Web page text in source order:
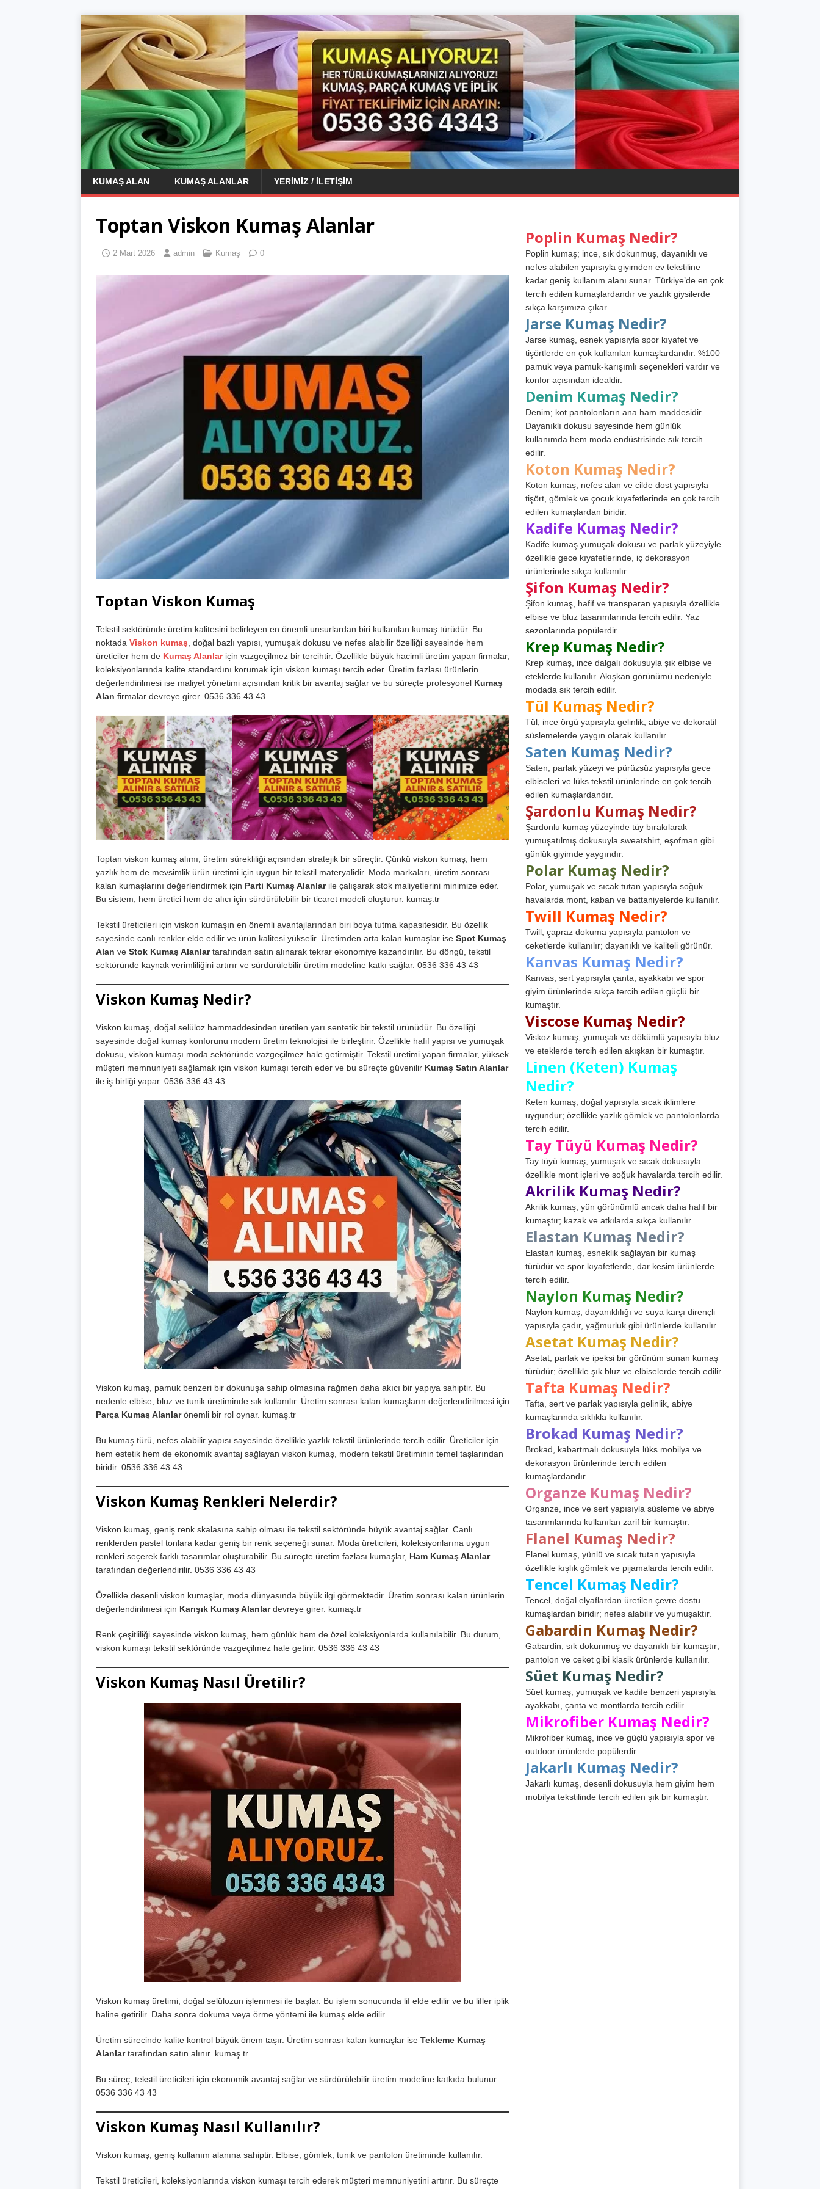
KUMAŞ ALAN KUMAŞ ALANLAR YERIMIZ / İLETIŞIM
Toptan Viskon Kumaş Alanlar
2 Mart 2026 admin Kumaş 0
Toptan Viskon Kumaş
Tekstil sektöründe üretim kalitesini belirleyen en önemli unsurlardan biri kullanılan kumaş türüdür. Bu
noktada Viskon kumaş , doğal bazlı yapısı, yumuşak dokusu ve nefes alabilir özelliği sayesinde hem
üreticiler hem de Kumaş Alanlariçin vazgeçilmez bir tercihtir. Özellikle büyük hacimli üretim yapan firmalar,
koleksiyonlarında kalite standardını korumak için viskon kumaşı tercih eder. Üretim fazlası ürünlerin
değerlendirilmesi ise maliyet yönetimi açısından kritik bir avantaj sağlar ve bu süreçte profesyonel Kumaş
Alan firmalar devreye girer. 0536 336 43 43
Toptan viskon kumaş alımı, üretim sürekliliği açısından stratejik bir süreçtir. Çünkü viskon kumaş, hem
yazlık hem de mevsimlik ürün üretimi için uygun bir tekstil materyalidir. Moda markaları, üretim sonrası
kalan kumaşlarını değerlendirmek için Parti Kumaş Alanlarile çalışarak stok maliyetlerini minimize eder.
Bu sistem, hem üretici hem de alıcı için sürdürülebilir bir ticaret modeli oluşturur. kumaş.tr
Tekstil üreticileri için viskon kumaşın en önemli avantajlarından biri boya tutma kapasitesidir. Bu özellik
sayesinde canlı renkler elde edilir ve ürün kalitesi yükselir. Üretimden arta kalan kumaşlar ise Spot Kumaş
Alan ve Stok Kumaş Alanlartarafından satın alınarak tekrar ekonomiye kazandırılır. Bu döngü, tekstil
sektöründe kaynak verimliliğini artırır ve sürdürülebilir üretim modeline katkı sağlar. 0536 336 43 43
Viskon Kumaş Nedir?
Viskon kumaş, doğal selüloz hammaddesinden üretilen yarı sentetik bir tekstil ürünüdür. Bu özelliği
sayesinde doğal kumaş konforunu modern üretim teknolojisi ile birleştirir. Özellikle hafif yapısı ve yumuşak
dokusu, viskon kumaşı moda sektöründe vazgeçilmez hale getirmiştir. Tekstil üretimi yapan firmalar, yüksek
müşteri memnuniyeti sağlamak için viskon kumaşı tercih eder ve bu süreçte güvenilir Kumaş Satın Alanlar
ile iş birliği yapar. 0536 336 43 43
Viskon kumaş, pamuk benzeri bir dokunuşa sahip olmasına rağmen daha akıcı bir yapıya sahiptir. Bu
nedenle elbise, bluz ve tunik üretiminde sık kullanılır. Üretim sonrası kalan kumaşların değerlendirilmesi için
Parça Kumaş Alanlarönemli bir rol oynar. kumaş.tr
Bu kumaş türü, nefes alabilir yapısı sayesinde özellikle yazlık tekstil ürünlerinde tercih edilir. Üreticiler için
hem estetik hem de ekonomik avantaj sağlayan viskon kumaş, modern tekstil üretiminin temel taşlarından
biridir. 0536 336 43 43
Viskon Kumaş Renkleri Nelerdir?
Viskon kumaş, geniş renk skalasına sahip olması ile tekstil sektöründe büyük avantaj sağlar. Canlı
renklerden pastel tonlara kadar geniş bir renk seçeneği sunar. Moda üreticileri, koleksiyonlarına uygun
renkleri seçerek farklı tasarımlar oluşturabilir. Bu süreçte üretim fazlası kumaşlar, Ham Kumaş Alanlar
tarafından değerlendirilir. 0536 336 43 43
Özellikle desenli viskon kumaşlar, moda dünyasında büyük ilgi görmektedir. Üretim sonrası kalan ürünlerin
değerlendirilmesi için Karışık Kumaş Alanlardevreye girer. kumaş.tr
Renk çeşitliliği sayesinde viskon kumaş, hem günlük hem de özel koleksiyonlarda kullanılabilir. Bu durum,
viskon kumaşı tekstil sektöründe vazgeçilmez hale getirir. 0536 336 43 43
Viskon Kumaş Nasıl Üretilir?
Viskon kumaş üretimi, doğal selülozun işlenmesi ile başlar. Bu işlem sonucunda lif elde edilir ve bu lifler iplik
haline getirilir. Daha sonra dokuma veya örme yöntemi ile kumaş elde edilir.
Üretim sürecinde kalite kontrol büyük önem taşır. Üretim sonrası kalan kumaşlar ise Tekleme Kumaş
Alanlartarafından satın alınır. kumaş.tr
Bu süreç, tekstil üreticileri için ekonomik avantaj sağlar ve sürdürülebilir üretim modeline katkıda bulunur.
0536 336 43 43
Viskon Kumaş Nasıl Kullanılır?
Viskon kumaş, geniş kullanım alanına sahiptir. Elbise, gömlek, tunik ve pantolon üretiminde kullanılır.
Tekstil üreticileri, koleksiyonlarında viskon kumaşı tercih ederek müşteri memnuniyetini artırır. Bu süreçte
Poplin Kumaş Nedir?
Poplin kumaş; ince, sık dokunmuş, dayanıklı ve
nefes alabilen yapısıyla giyimden ev tekstiline
kadar geniş kullanım alanı sunar. Türkiye’de en çok
tercih edilen kumaşlardandır ve yazlık giysilerde
sıkça karşımıza çıkar.
Jarse Kumaş Nedir?
Jarse kumaş, esnek yapısıyla spor kıyafet ve
tişörtlerde en çok kullanılan kumaşlardandır. %100
pamuk veya pamuk-karışımlı seçenekleri vardır ve
konfor açısından idealdir.
Denim Kumaş Nedir?
Denim; kot pantolonların ana ham maddesidir.
Dayanıklı dokusu sayesinde hem günlük
kullanımda hem moda endüstrisinde sık tercih
edilir.
Koton Kumaş Nedir?
Koton kumaş, nefes alan ve cilde dost yapısıyla
tişört, gömlek ve çocuk kıyafetlerinde en çok tercih
edilen kumaşlardan biridir.
Kadife Kumaş Nedir?
Kadife kumaş yumuşak dokusu ve parlak yüzeyiyle
özellikle gece kıyafetlerinde, iç dekorasyon
ürünlerinde sıkça kullanılır.
Şifon Kumaş Nedir?
Şifon kumaş, hafif ve transparan yapısıyla özellikle
elbise ve bluz tasarımlarında tercih edilir. Yaz
sezonlarında popülerdir.
Krep Kumaş Nedir?
Krep kumaş, ince dalgalı dokusuyla şık elbise ve
eteklerde kullanılır. Akışkan görünümü nedeniyle
modada sık tercih edilir.
Tül Kumaş Nedir?
Tül, ince örgü yapısıyla gelinlik, abiye ve dekoratif
süslemelerde yaygın olarak kullanılır.
Saten Kumaş Nedir?
Saten, parlak yüzeyi ve pürüzsüz yapısıyla gece
elbiseleri ve lüks tekstil ürünlerinde en çok tercih
edilen kumaşlardandır.
Şardonlu Kumaş Nedir?
Şardonlu kumaş yüzeyinde tüy bırakılarak
yumuşatılmış dokusuyla sweatshirt, eşofman gibi
günlük giyimde yaygındır.
Polar Kumaş Nedir?
Polar, yumuşak ve sıcak tutan yapısıyla soğuk
havalarda mont, kaban ve battaniyelerde kullanılır.
Twill Kumaş Nedir?
Twill, çapraz dokuma yapısıyla pantolon ve
ceketlerde kullanılır; dayanıklı ve kaliteli görünür.
Kanvas Kumaş Nedir?
Kanvas, sert yapısıyla çanta, ayakkabı ve spor
giyim ürünlerinde sıkça tercih edilen güçlü bir
kumaştır.
Viscose Kumaş Nedir?
Viskoz kumaş, yumuşak ve dökümlü yapısıyla bluz
ve eteklerde tercih edilen akışkan bir kumaştır.
Linen (Keten) Kumaş
Nedir?
Keten kumaş, doğal yapısıyla sıcak iklimlere
uygundur; özellikle yazlık gömlek ve pantolonlarda
tercih edilir.
Tay Tüyü Kumaş Nedir?
Tay tüyü kumaş, yumuşak ve sıcak dokusuyla
özellikle mont içleri ve soğuk havalarda tercih edilir.
Akrilik Kumaş Nedir?
Akrilik kumaş, yün görünümlü ancak daha hafif bir
kumaştır; kazak ve atkılarda sıkça kullanılır.
Elastan Kumaş Nedir?
Elastan kumaş, esneklik sağlayan bir kumaş
türüdür ve spor kıyafetlerde, dar kesim ürünlerde
tercih edilir.
Naylon Kumaş Nedir?
Naylon kumaş, dayanıklılığı ve suya karşı dirençli
yapısıyla çadır, yağmurluk gibi ürünlerde kullanılır.
Asetat Kumaş Nedir?
Asetat, parlak ve ipeksi bir görünüm sunan kumaş
türüdür; özellikle şık bluz ve elbiselerde tercih edilir.
Tafta Kumaş Nedir?
Tafta, sert ve parlak yapısıyla gelinlik, abiye
kumaşlarında sıklıkla kullanılır.
Brokad Kumaş Nedir?
Brokad, kabartmalı dokusuyla lüks mobilya ve
dekorasyon ürünlerinde tercih edilen
kumaşlardandır.
Organze Kumaş Nedir?
Organze, ince ve sert yapısıyla süsleme ve abiye
tasarımlarında kullanılan zarif bir kumaştır.
Flanel Kumaş Nedir?
Flanel kumaş, yünlü ve sıcak tutan yapısıyla
özellikle kışlık gömlek ve pijamalarda tercih edilir.
Tencel Kumaş Nedir?
Tencel, doğal elyaflardan üretilen çevre dostu
kumaşlardan biridir; nefes alabilir ve yumuşaktır.
Gabardin Kumaş Nedir?
Gabardin, sık dokunmuş ve dayanıklı bir kumaştır;
pantolon ve ceket gibi klasik ürünlerde kullanılır.
Süet Kumaş Nedir?
Süet kumaş, yumuşak ve kadife benzeri yapısıyla
ayakkabı, çanta ve montlarda tercih edilir.
Mikrofiber Kumaş Nedir?
Mikrofiber kumaş, ince ve güçlü yapısıyla spor ve
outdoor ürünlerde popülerdir.
Jakarlı Kumaş Nedir?
Jakarlı kumaş, desenli dokusuyla hem giyim hem
mobilya tekstilinde tercih edilen şık bir kumaştır.